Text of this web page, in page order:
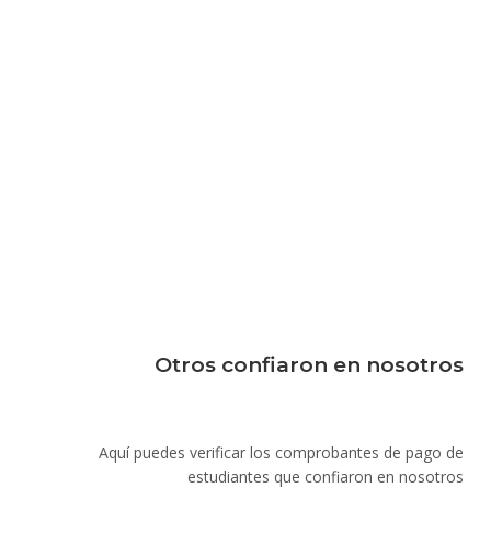
Otros confiaron en nosotros
Aquí puedes verificar los comprobantes de pago de
estudiantes que confiaron en nosotros